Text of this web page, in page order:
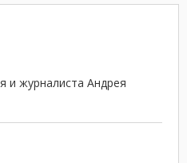
и журналиста Андрея